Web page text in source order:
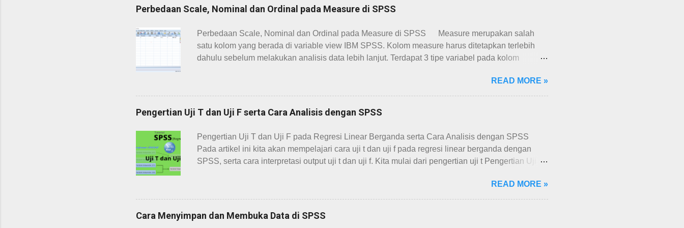
Perbedaan Scale, Nominal dan Ordinal pada Measure di SPSS
Perbedaan Scale, Nominal dan Ordinal pada Measure di SPSS Measure merupakan salah
satu kolom yang berada di variable view IBM SPSS. Kolom measure harus ditetapkan terlebih
dahulu sebelum melakukan analisis data lebih lanjut. Terdapat 3 tipe variabel pada kolom
serta informasi analisis yang berbeda. Berikut ini pengertian dan perbedaan scale, nominal dan
ordinal pada SPSS. Penentuan measure merupakan hal dasar yang sangat penting untuk
diketahui saat bekerja menggunakan SPSS. Misalnya kita tidak boleh membuat variabel nominal
untuk melakukan perhitungan nilai rata-rata dan standar deviasi. Pilihan untuk mengubah tipe
merupakan ilustrasinya. A. Variabel Nominal pada SPSS Variabel nominal merupakan tipe
variabel yang digunakan hanya se...
READ MORE »
Pengertian Uji T dan Uji F serta Cara Analisis dengan SPSS
Pengertian Uji T dan Uji F pada Regresi Linear Berganda serta Cara Analisis dengan SPSS
Pada artikel ini kita akan mempelajari cara uji t dan uji f pada regresi linear berganda dengan
SPSS, serta cara interpretasi output uji t dan uji f. Kita mulai dari pengertian uji t Pengertian Uji T
independent (variabel X) terhadap variabel dependent (variabel Y). Maksud pengaruh parsial
yaitu pengaruh sendiri-sendiri oleh variabel independent. Pada kasus uji regresi linear berganda
dengan dua variabel independent, berarti kita akan melihat pengaruh variabel independent
READ MORE »
Cara Menyimpan dan Membuka Data di SPSS